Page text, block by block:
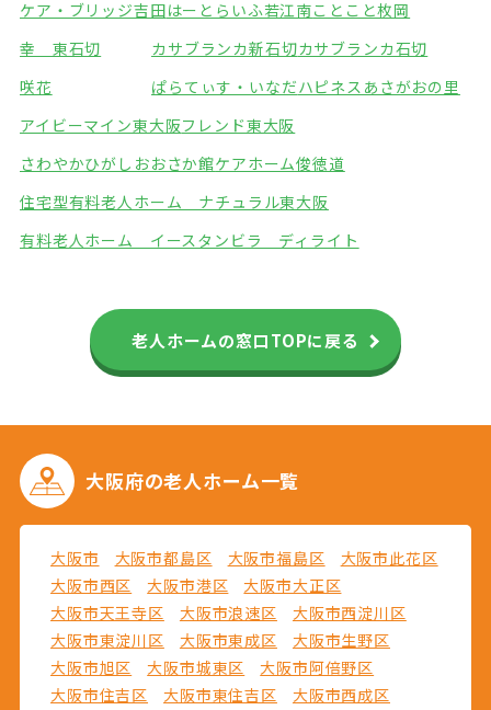
ケア・ブリッジ吉田はーとらいふ若江南ことこと枚岡
幸 東石切
カサブランカ新石切カサブランカ石切
咲花
ぱらてぃす・いなだハピネスあさがおの里
アイビーマイン東大阪フレンド東大阪
さわやかひがしおおさか館ケアホーム俊徳道
住宅型有料老人ホーム ナチュラル東大阪
有料老人ホーム イースタンビラ ディライト
老人ホームの窓口TOPに戻る
大阪府の老人ホーム一覧
大阪市 大阪市都島区 大阪市福島区
大阪市此花区
大阪市西区
大阪市港区
大阪市大正区
大阪市天王寺区
大阪市浪速区
大阪市西淀川区
大阪市東淀川区
大阪市東成区
大阪市生野区
大阪市旭区
大阪市城東区
大阪市阿倍野区
大阪市住吉区
大阪市東住吉区
大阪市西成区